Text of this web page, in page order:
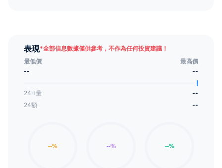
表現*全部信息數據僅供參考，不作為任何投資建議！
最低價
最高價
--
--
24H量
--
24額
--